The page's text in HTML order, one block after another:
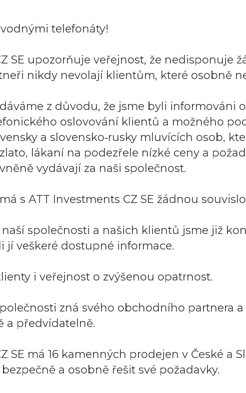
telefonáty!
SE upozorňuje veřejnost, že nedisponuje
nikdy nevolají klientům, které osobně
z důvodu, že jsme byli informováni
oslovování klientů a možného
a slovensko‑rusky mluvících osob,
lákaní na podezřele nízké ceny a
vydávají za naši společnost.
s ATT Investments CZ SE žádnou
společnosti a našich klientů jsme již
jí veškeré dostupné informace.
i veřejnost o zvýšenou opatrnost.
zná svého obchodního partnera
a předvídatelně.
SE má 16 kamenných prodejen v České a
a osobně řešit své požadavky.